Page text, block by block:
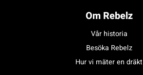
Om Rebelz
Vår historia
Besöka Rebelz
Hur vi mäter en dräkt